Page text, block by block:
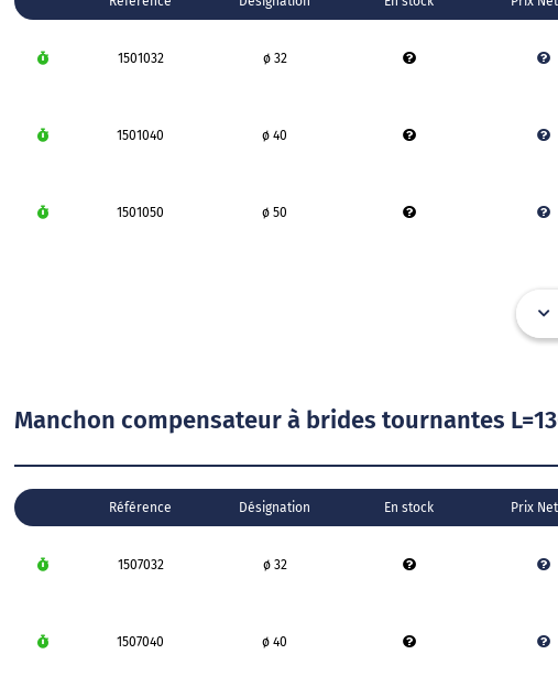
1501032 ø 32
1501040 ø 40
1501050 ø 50
Manchon compensateur à brides tournantes
Référence Désignation En stock Prix
1507032 ø 32
1507040 ø 40